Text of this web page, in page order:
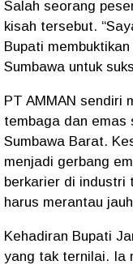
Salah seorang
kisah tersebut.
Bupati
Sumbawa untuk
PT AMMAN sendiri
tembaga dan emas
Sumbawa Barat.
menjadi gerbang
berkarier di industri
harus merantau
Kehadiran Bupati
yang tak ternilai. Ia